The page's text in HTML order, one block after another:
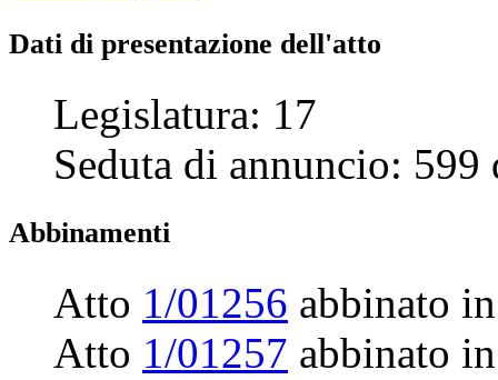
Dati di presentazione dell'atto
Legislatura: 17
Seduta di annuncio: 599
Abbinamenti
Atto 1/01256 abbinato
Atto 1/01257 abbinato